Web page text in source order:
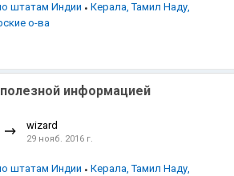
штатам Индии
Керала, Тамил Наду,
о-ва
информацией
wizard
29 нояб. 2016 г.
штатам Индии
Керала, Тамил Наду,